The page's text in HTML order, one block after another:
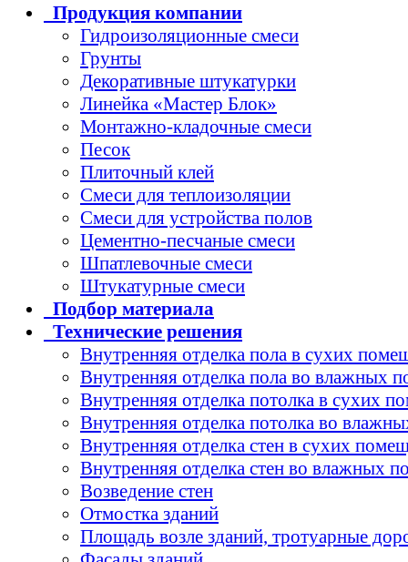
Продукция компании
Гидроизоляционные смеси
Грунты
Декоративные штукатурки
Линейка «Мастер Блок»
Монтажно-кладочные смеси
Песок
Плиточный клей
Смеси для теплоизоляции
Смеси для устройства полов
Цементно-песчаные смеси
Шпатлевочные смеси
Штукатурные смеси
Подбор материала
Технические решения
Внутренняя отделка пола в сухих
Внутренняя отделка пола во влажных
Внутренняя отделка потолка в сухих
Внутренняя отделка потолка во
Внутренняя отделка стен в сухих
Внутренняя отделка стен во влажных
Возведение стен
Отмостка зданий
Площадь возле зданий, тротуарные